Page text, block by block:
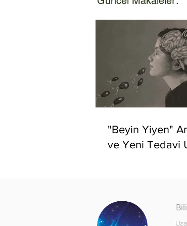
"Beyin Yiyen"
ve Yeni Tedavi